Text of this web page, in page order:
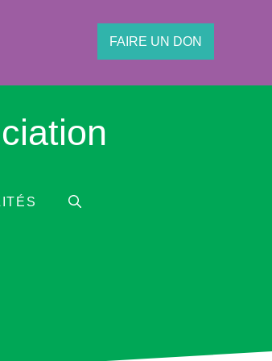
FAIRE UN DON